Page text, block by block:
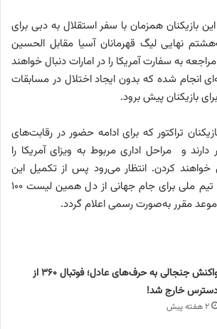
بازیکنان همزمان با سفر استقلال به دبی برای
نهایی لیگ قهرمانان آسیا مقابل الحسین
به سفارت آمریکا را در امارات دنبال خواهند
انجام شده که بدون ایجاد اختلال در مسابقات
بازیکنان پیش برود.
تراکتور که برای ادامه حضور در رقابت‌های
و مراحل اداری مربوط به ویزای آمریکا را
کردن. انتظار می‌رود پس از تکمیل این
مراحل، فهرست نهایی تیم ملی برای جام جهانی از دل همین لیست ۱۰۰
مقرر به‌صورت رسمی اعلام گردد.
واکنش جنجالی به حرف‌های عادل؛ فوتبال ۳۶۰ از
خارج شد!
۲ هفته پیش